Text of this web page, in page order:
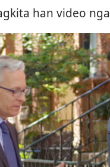
han video nga